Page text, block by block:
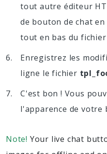
tout autre éditeur
de bouton de chat
tout en bas du fichier
Enregistrez les
ligne le fichier
C'est bon ! Vous
l'apparence de votre
Note! Your live chat